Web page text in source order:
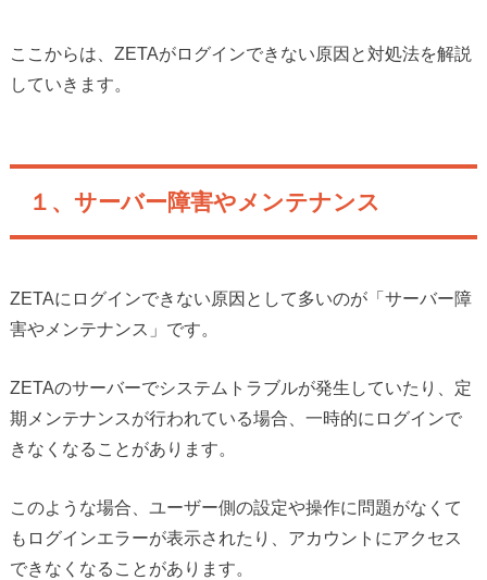
ここからは、ZETAがログインできない原因と対処法を解説
していきます。
１、サーバー障害やメンテナンス
ZETAにログインできない原因として多いのが「サーバー障
害やメンテナンス」です。
ZETAのサーバーでシステムトラブルが発生していたり、定
期メンテナンスが行われている場合、一時的にログインで
きなくなることがあります。
このような場合、ユーザー側の設定や操作に問題がなくて
もログインエラーが表示されたり、アカウントにアクセス
できなくなることがあります。